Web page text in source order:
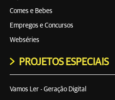
Comes e Bebes
Empregos e Concursos
Webséries
PROJETOS ESPECIAIS
Vamos Ler - Geração Digital